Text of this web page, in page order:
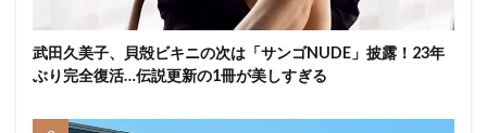
武田久美子、貝殻ビキニの次は「サンゴNUDE」披露！23年
ぶり完全復活…伝説更新の1冊が美しすぎる